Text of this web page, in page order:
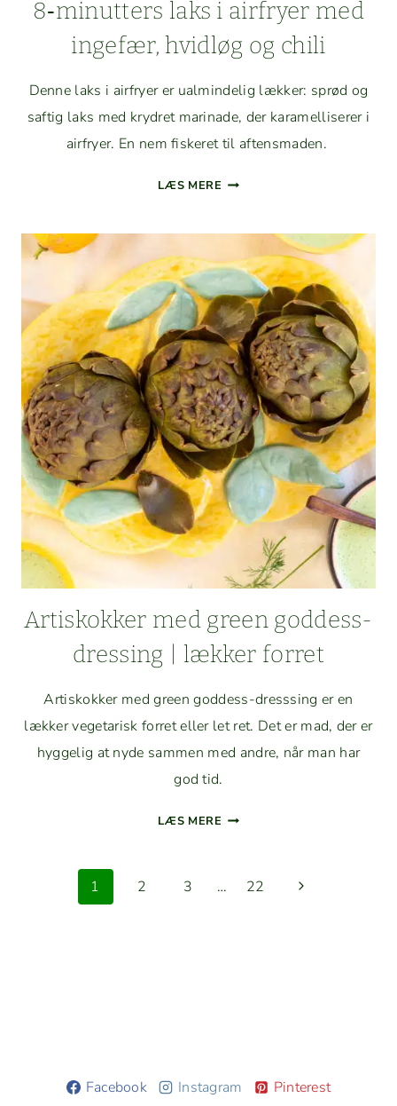
8‑minutters laks i air­fry­er med
inge­fær, hvidløg og chili
Denne laks i air­fry­er er ual­min­delig lækker: sprød og
saftig laks med kry­dret mari­nade, der karamel­lis­er­er i
air­fry­er. En nem fiskeret til aftensmaden.
LÆS MERE 8‑MINUTTERS
FRY­
ER
MED
INGE­
FÆR,
HVIDLØG
OG CHILI
Artiskokker med green god­dess-
dress­ing | lækker forret
Artiskokker med green god­dess-dresss­ing er en
lækker veg­e­tarisk for­ret eller let ret. Det er mad, der er
hyggelig at nyde sam­men med andre, når man har
god tid.
LÆS MERE ARTISKOKKER
GOD­
1 2 3 … 22
Næste
Facebook Instagram Pinterest